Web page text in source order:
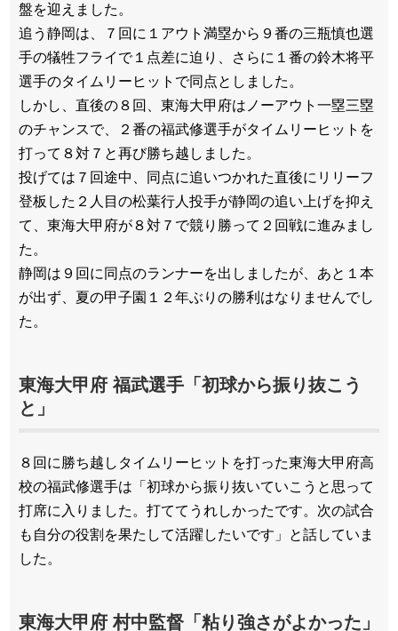
盤を迎えました。
追う静岡は、７回に１アウト満塁から９番の三瓶慎也選
手の犠牲フライで１点差に迫り、さらに１番の鈴木将平
選手のタイムリーヒットで同点としました。
しかし、直後の８回、東海大甲府はノーアウト一塁三塁
のチャンスで、２番の福武修選手がタイムリーヒットを
打って８対７と再び勝ち越しました。
投げては７回途中、同点に追いつかれた直後にリリーフ
登板した２人目の松葉行人投手が静岡の追い上げを抑え
て、東海大甲府が８対７で競り勝って２回戦に進みまし
た。
静岡は９回に同点のランナーを出しましたが、あと１本
が出ず、夏の甲子園１２年ぶりの勝利はなりませんでし
た。
東海大甲府 福武選手「初球から振り抜こう
と」
８回に勝ち越しタイムリーヒットを打った東海大甲府高
校の福武修選手は「初球から振り抜いていこうと思って
打席に入りました。打ててうれしかったです。次の試合
も自分の役割を果たして活躍したいです」と話していま
した。
東海大甲府 村中監督「粘り強さがよかった」